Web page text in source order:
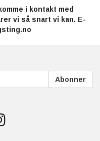
i kontakt med
vi så snart vi kan. E-
Abonner